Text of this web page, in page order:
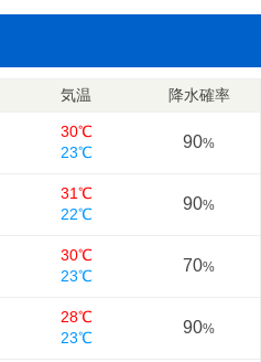
気温 降水確率
30℃
23℃
90%
31℃
22℃
90%
30℃
23℃
70%
28℃
23℃
90%